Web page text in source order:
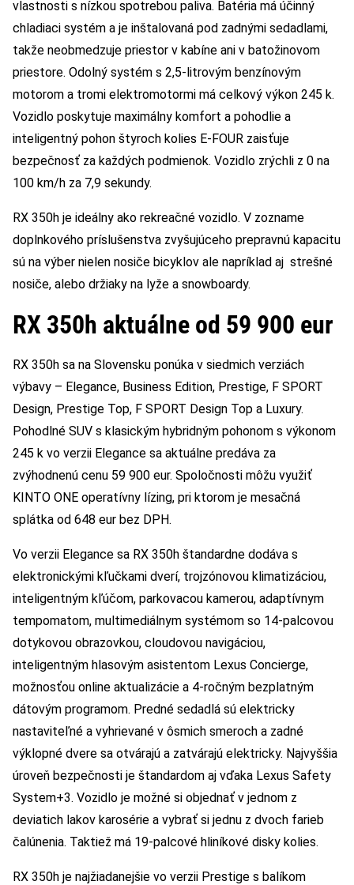
vlastnosti s nízkou spotrebou paliva. Batéria má účinný
chladiaci systém a je inštalovaná pod zadnými sedadlami,
takže neobmedzuje priestor v kabíne ani v batožinovom
priestore. Odolný systém s 2,5-litrovým benzínovým
motorom a tromi elektromotormi má celkový výkon 245 k.
Vozidlo poskytuje maximálny komfort a pohodlie a
inteligentný pohon štyroch kolies E-FOUR zaisťuje
bezpečnosť za každých podmienok. Vozidlo zrýchli z 0 na
100 km/h za 7,9 sekundy.
RX 350h je ideálny ako rekreačné vozidlo. V zozname
doplnkového príslušenstva zvyšujúceho prepravnú kapacitu
sú na výber nielen nosiče bicyklov ale napríklad aj strešné
nosiče, alebo držiaky na lyže a snowboardy.
RX 350h aktuálne od 59 900 eur
RX 350h sa na Slovensku ponúka v siedmich verziách
výbavy – Elegance, Business Edition, Prestige, F SPORT
Design, Prestige Top, F SPORT Design Top a Luxury.
Pohodlné SUV s klasickým hybridným pohonom s výkonom
245 k vo verzii Elegance sa aktuálne predáva za
zvýhodnenú cenu 59 900 eur. Spoločnosti môžu využiť
KINTO ONE operatívny lízing, pri ktorom je mesačná
splátka od 648 eur bez DPH.
Vo verzii Elegance sa RX 350h štandardne dodáva s
elektronickými kľučkami dverí, trojzónovou klimatizáciou,
inteligentným kľúčom, parkovacou kamerou, adaptívnym
tempomatom, multimediálnym systémom so 14-palcovou
dotykovou obrazovkou, cloudovou navigáciou,
inteligentným hlasovým asistentom Lexus Concierge,
možnosťou online aktualizácie a 4-ročným bezplatným
dátovým programom. Predné sedadlá sú elektricky
nastaviteľné a vyhrievané v ôsmich smeroch a zadné
výklopné dvere sa otvárajú a zatvárajú elektricky. Najvyššia
úroveň bezpečnosti je štandardom aj vďaka Lexus Safety
System+3. Vozidlo je možné si objednať v jednom z
deviatich lakov karosérie a vybrať si jednu z dvoch farieb
čalúnenia. Taktiež má 19-palcové hliníkové disky kolies.
RX 350h je najžiadanejšie vo verzii Prestige s balíkom